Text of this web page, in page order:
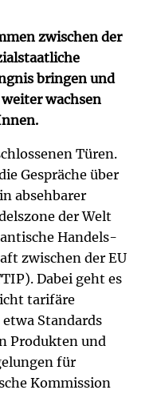
zwischen der
bringen und
wachsen
Türen.
Gespräche über
absehbarer
der Welt
Handels-
zwischen der EU
Dabei geht es
tarifäre
Standards
Produkten und
für
Kommission